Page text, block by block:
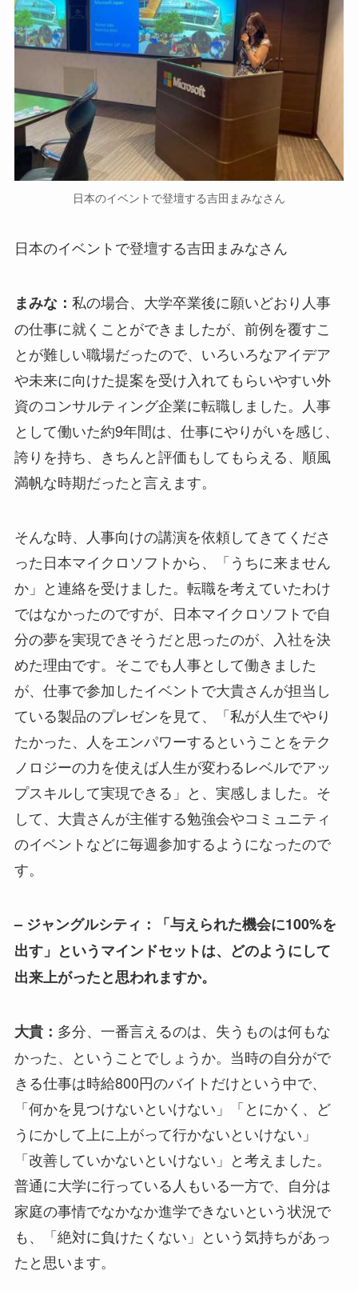
日本のイベントで登壇する吉田まみなさん
日本のイベントで登壇する吉田まみなさん
まみな： 私の場合、大学卒業後に願いどおり人事
の仕事に就くことができましたが、前例を覆すこ
とが難しい職場だったので、いろいろなアイデア
や未来に向けた提案を受け入れてもらいやすい外
資のコンサルティング企業に転職しました。人事
として働いた約9年間は、仕事にやりがいを感じ、
誇りを持ち、きちんと評価もしてもらえる、順風
満帆な時期だったと言えます。
そんな時、人事向けの講演を依頼してきてくださ
った日本マイクロソフトから、「うちに来ません
か」と連絡を受けました。転職を考えていたわけ
ではなかったのですが、日本マイクロソフトで自
分の夢を実現できそうだと思ったのが、入社を決
めた理由です。そこでも人事として働きました
が、仕事で参加したイベントで大貴さんが担当し
ている製品のプレゼンを見て、「私が人生でやり
たかった、人をエンパワーするということをテク
ノロジーの力を使えば人生が変わるレベルでアッ
プスキルして実現できる」と、実感しました。そ
して、大貴さんが主催する勉強会やコミュニティ
のイベントなどに毎週参加するようになったので
す。
– ジャングルシティ：「与えられた機会に100%を
出す」というマインドセットは、どのようにして
出来上がったと思われますか。
大貴： 多分、一番言えるのは、失うものは何もな
かった、ということでしょうか。当時の自分がで
きる仕事は時給800円のバイトだけという中で、
「何かを見つけないといけない」「とにかく、ど
うにかして上に上がって行かないといけない」
「改善していかないといけない」と考えました。
普通に大学に行っている人もいる一方で、自分は
家庭の事情でなかなか進学できないという状況で
も、「絶対に負けたくない」という気持ちがあっ
たと思います。